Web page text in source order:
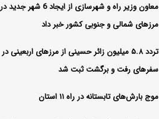
معاون وزیر راه و شهرسازی از ایجاد 6 شهر جدید در
مرزهای شمالی و جنوبی کشور خبر داد
تردد ۵.۸ میلیون زائر حسینی از مرزهای اربعینی در
سفرهای رفت و برگشت ثبت شد
موج بارش‌های تابستانه در راه ۱۱ استان